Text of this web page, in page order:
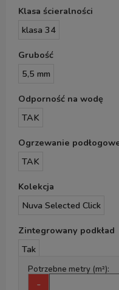
Klasa ścieralności
klasa 34
Grubość
5,5 mm
Odporność na wodę
TAK
Ogrzewanie
TAK
Kolekcja
Nuva Selected Click
Zintegrowany podkład
Tak
Potrzebne metry (m²):
-